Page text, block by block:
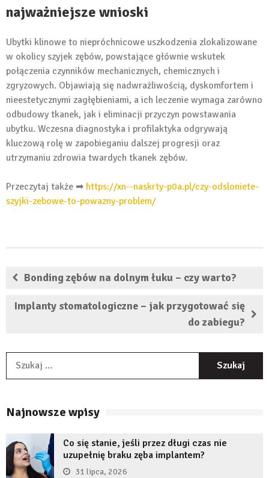
najważniejsze wnioski
Ubytki klinowe to niepróchnicowe uszkodzenia zlokalizowane
w okolicy szyjek zębów, powstające głównie wskutek
połączenia czynników mechanicznych, chemicznych i
zgryzowych. Objawiają się nadwrażliwością, dyskomfortem i
nieestetycznymi zagłębieniami, a ich leczenie wymaga zarówno
odbudowy tkanek, jak i eliminacji przyczyn powstawania
ubytku. Wczesna diagnostyka i profilaktyka odgrywają
kluczową rolę w zapobieganiu dalszej progresji oraz
utrzymaniu zdrowia twardych tkanek zębów.
Przeczytaj także ➡ https://xn--naskrty-p0a.pl/czy-odsloniete-
szyjki-zebowe-to-powazny-problem/
Bonding zębów na dolnym łuku – czy warto?
Implanty stomatologiczne – jak przygotować się
do zabiegu?
Najnowsze wpisy
Co się stanie, jeśli przez długi czas nie
uzupełnię braku zęba implantem?
31 lipca, 2026